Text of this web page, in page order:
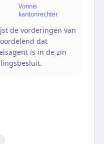
Vonnis
kantonrechter
de vorderingen van
dat
is in de zin